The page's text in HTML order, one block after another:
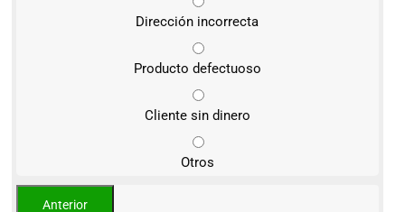
Dirección incorrecta
Producto defectuoso
Cliente sin dinero
Otros